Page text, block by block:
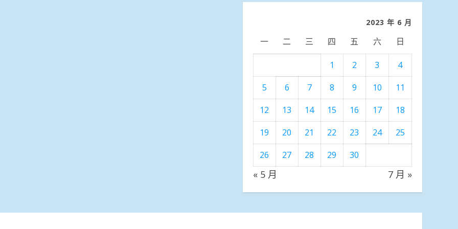
2023 年 6 月
一 二 三 四 五 六 日
1 2 3
4
5
6 7 8 9 10
11
12
13 14 15 16 17
18
19
20 21 22 23 24
25
26
27 28 29 30
« 5 月 7 月 »